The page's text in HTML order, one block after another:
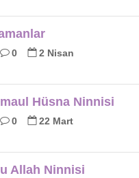
0
2 Nisan
Hüsna Ninnisi
0
22 Mart
Allah Ninnisi